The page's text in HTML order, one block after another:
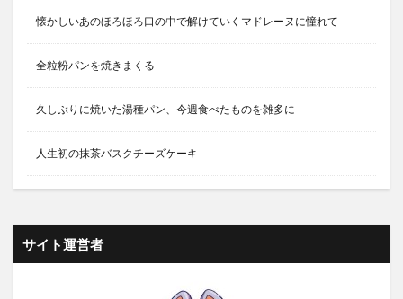
懐かしいあのほろほろ口の中で解けていくマドレーヌに憧れて
全粒粉パンを焼きまくる
久しぶりに焼いた湯種パン、今週食べたものを雑多に
人生初の抹茶バスクチーズケーキ
サイト運営者